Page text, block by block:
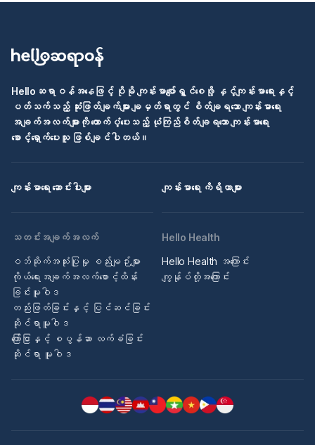
Helloဆရာဝန်အနေဖြင့် ပိုမို ကျန်းမာပျော်ရွှင်စေဖို့ နှင့်ကျန်းမာရေးနှင့်
ပတ်သက်သည့် ဆုံးဖြတ်ချက်များ ချမှတ်ရာတွင် စိတ်ချရသော ကျန်းမာရေး
အချက်အလက်များကို ထောက်ပံ့ပေးသည့် ယုံကြည်စိတ်ချရသော ကျန်းမာရေး
စောင့်ရှောက်ပေးသူ ဖြစ်ချင်ပါတယ်။
ကျန်းမာရေး ဆောင်းပါးများ ကျန်းမာရေး ကိရိယာများ
သတင်းအချက်အလက်
ဝဘ်ဆိုက်အသုံးပြုမှု စည်းမျဉ်းများ
ကိုယ်ရေးအချက်အလက်စောင့်ထိန်း
ခြင်းမူဝါဒ
တည်းဖြတ်ခြင်းနှင့် ပြင်ဆင်ခြင်း
ဆိုင်ရာမူဝါဒ
ကြော်ငြာနှင့် စပွန်ဆာ လက်ခံခြင်း
ဆိုင်ရာ မူဝါဒ
Hello Health
Hello Health အကြောင်း
ကျွန်ုပ်တို့အကြောင်း